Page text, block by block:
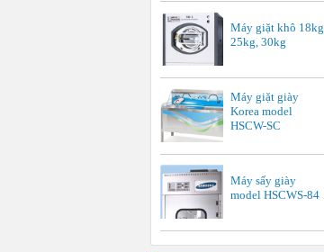
Máy giặt khô 18kg,
25kg, 30kg
Máy giặt giày
Korea model
HSCW-SC
Máy sấy giày
model HSCWS-84